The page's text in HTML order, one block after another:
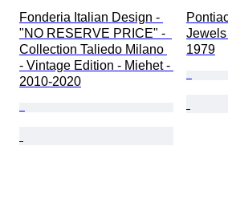
Fonderia Italian Design -
"NO RESERVE PRICE" -
Collection Taliedo Milano
- Vintage Edition - Miehet -
2010-2020
1979